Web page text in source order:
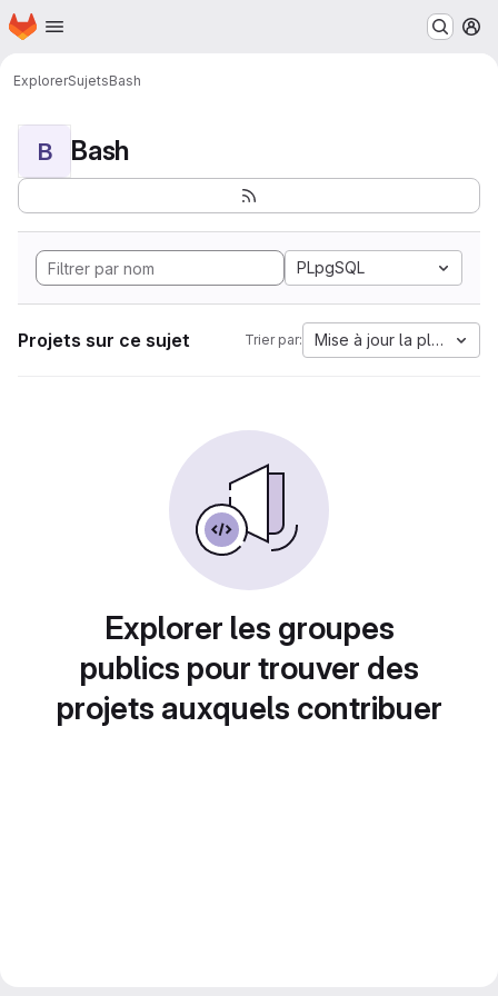
Passer au contenu principal
Page d'accueil
ExplorerSujetsBash
B Bash
PLpgSQL
Projets sur ce sujet Trier par: Mise à jour la plus
Explorer les groupes
publics pour trouver des
projets auxquels contribuer